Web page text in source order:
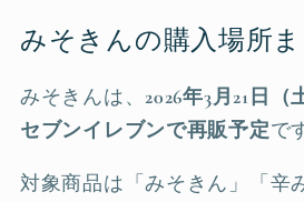
みそきんの購入場所
みそきんは、2026年3月21日
セブンイレブンで再販予定で
対象商品は「みそきん」「辛